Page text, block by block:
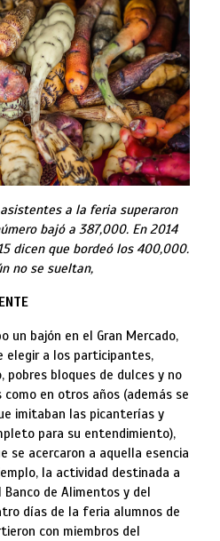
a la feria superaron
bajó a 387,000. En 2014
dicen que bordeó los 400,000.
no se sueltan,
un bajón en el Gran Mercado,
elegir a los participantes,
pobres bloques de dulces y no
en otros años (además se
imitaban las picanterías y
para su entendimiento),
se acercaron a aquella esencia
la actividad destinada a
de Alimentos y del
días de la feria alumnos de
con miembros del